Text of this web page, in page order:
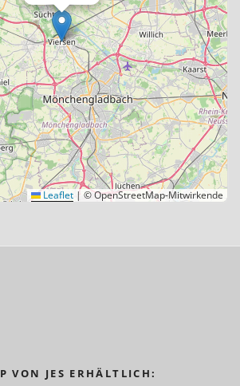
Leaflet | © OpenStreetMap-Mitwirkende
VON JES ERHÄLTLICH: